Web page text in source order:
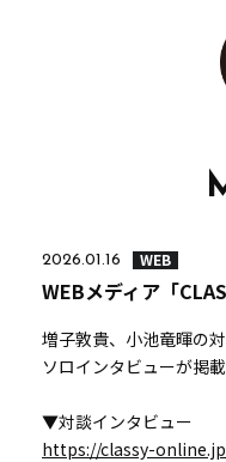
2026.01.16 WEB
WEBメディア「
増子敦貴、小池竜暉の
ソロインタビューが掲載
▼対談インタビュー
https://classy-